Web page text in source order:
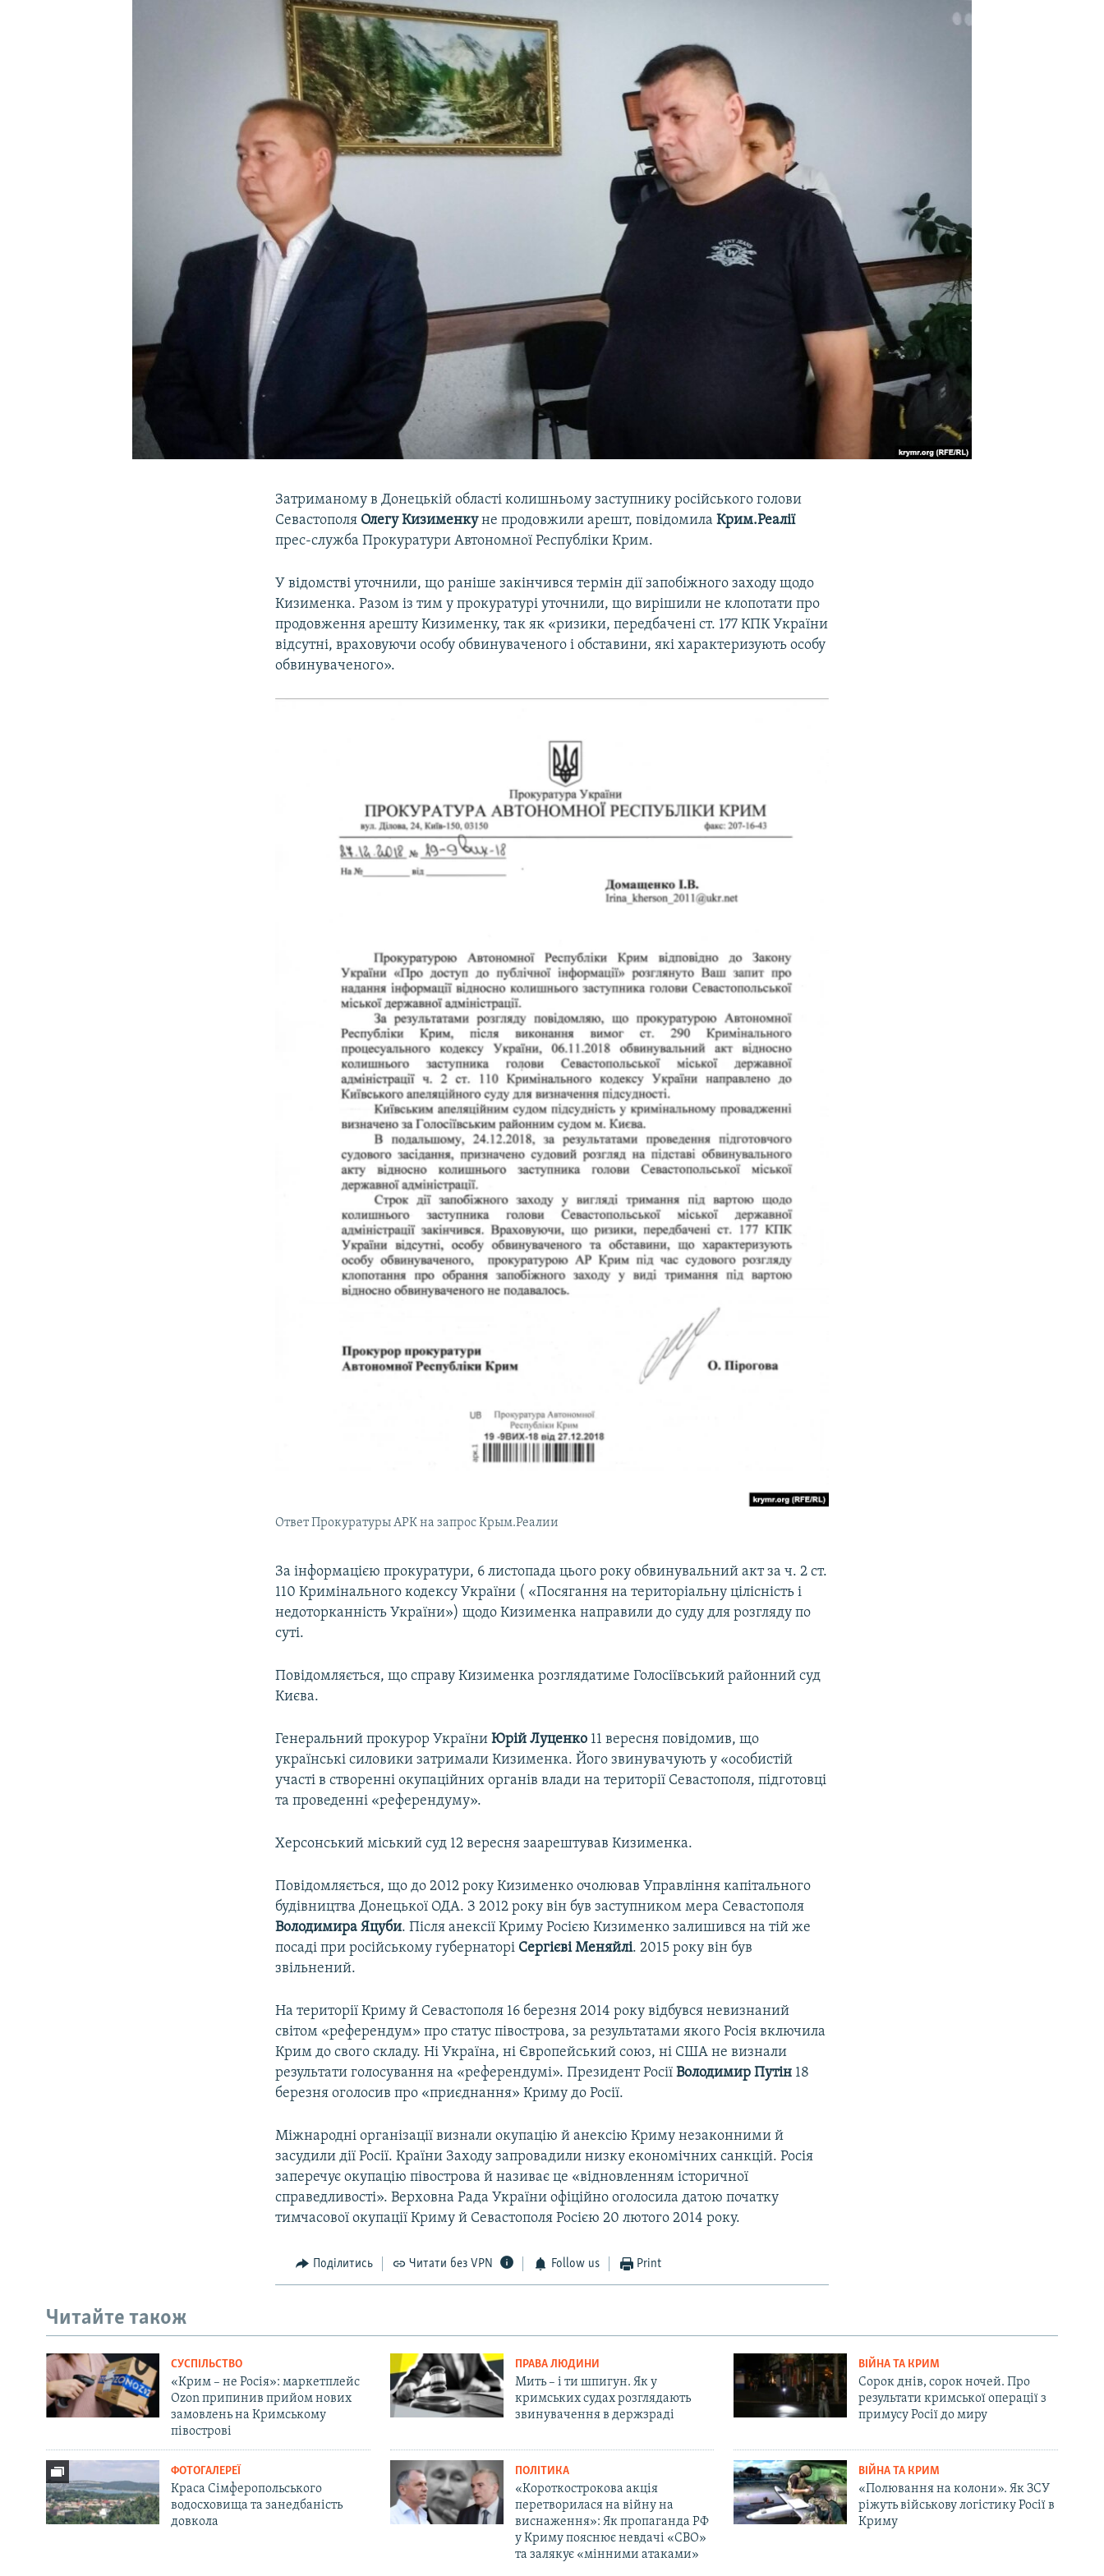
Затриманому в Донецькій області колишньому заступнику російського голови
Севастополя Олегу Кизименкуне продовжили арешт, повідомилаКрим.Реалії
прес-служба Прокуратури Автономної Республіки Крим.
У відомстві уточнили, що раніше закінчився термін дії запобіжного заходу щодо
Кизименка. Разом із тим у прокуратурі уточнили, що вирішили не клопотати про
продовження арешту Кизименку, так як «ризики, передбачені ст. 177 КПК України
відсутні, враховуючи особу обвинуваченого і обставини, які характеризують особу
обвинуваченого».
Ответ Прокуратуры АРК на запрос Крым.Реалии
За інформацією прокуратури, 6 листопада цього року обвинувальний акт за ч. 2 ст.
110 Кримінального кодексу України ( «Посягання на територіальну цілісність і
недоторканність України») щодо Кизименка направили до суду для розгляду по
суті.
Повідомляється, що справу Кизименка розглядатиме Голосіївський районний суд
Києва.
Генеральний прокурор України Юрій Луценко 11 вересня повідомив, що
українські силовики затримали Кизименка. Його звинувачують у «особистій
участі в створенні окупаційних органів влади на території Севастополя, підготовці
та проведенні «референдуму».
Херсонський міський суд 12 вересня заарештував Кизименка.
Повідомляється, що до 2012 року Кизименко очолював Управління капітального
будівництва Донецької ОДА. З 2012 року він був заступником мера Севастополя
Володимира Яцуби. Після анексії Криму Росією Кизименко залишився на тій же
посаді при російському губернаторі Сергієві Меняйлі. 2015 року він був
звільнений.
На території Криму й Севастополя 16 березня 2014 року відбувся невизнаний
світом «референдум» про статус півострова, за результатами якого Росія включила
Крим до свого складу. Ні Україна, ні Європейський союз, ні США не визнали
результати голосування на «референдумі». Президент Росії Володимир Путін 18
березня оголосив про «приєднання» Криму до Росії.
Міжнародні організації визнали окупацію й анексію Криму незаконними й
засудили дії Росії. Країни Заходу запровадили низку економічних санкцій. Росія
заперечує окупацію півострова й називає це «відновленням історичної
справедливості». Верховна Рада України офіційно оголосила датою початку
тимчасової окупації Криму й Севастополя Росією 20 лютого 2014 року.
Поділитись Читати без VPN Follow us Print
Читайте також
СУСПІЛЬСТВО
«Крим – не Росія»: маркетплейс
Ozon припинив прийом нових
замовлень на Кримському
півострові
ПРАВА ЛЮДИНИ
Мить – і ти шпигун. Як у
кримських судах розглядають
звинувачення в держзраді
ВІЙНА ТА КРИМ
Сорок днів, сорок ночей. Про
результати кримської операції з
примусу Росії до миру
ФОТОГАЛЕРЕЇ
Краса Сімферопольського
водосховища та занедбаність
довкола
ПОЛІТИКА
«Короткострокова акція
перетворилася на війну на
виснаження»: Як пропаганда РФ
у Криму пояснює невдачі «СВО»
та залякує «мінними атаками»
ВІЙНА ТА КРИМ
«Полювання на колони». Як ЗСУ
ріжуть військову логістику Росії в
Криму